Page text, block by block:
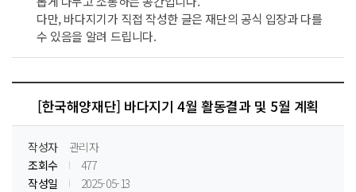
다만, 바다지기가 직접 작성한 글은 재단의 공식 입장과 다를
수 있음을 알려 드립니다.
[한국해양재단] 바다지기 4월 활동결과 및 5월 계획
작성자
관리자
조회수
477
작성일
2025-05-13